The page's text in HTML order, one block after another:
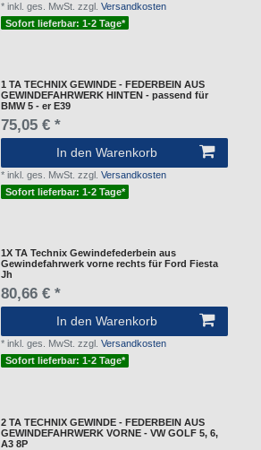
*inkl. ges. MwSt. zzgl.Versandkosten
Sofort lieferbar: 1-2 Tage*
1 TA TECHNIX GEWINDE - FEDERBEIN AUS
GEWINDEFAHRWERK HINTEN - passend für
BMW 5 - er E39
75,05 € *
In den Warenkorb
*inkl. ges. MwSt. zzgl.Versandkosten
Sofort lieferbar: 1-2 Tage*
1X TA Technix Gewindefederbein aus
Gewindefahrwerk vorne rechts für Ford Fiesta
Jh
80,66 € *
In den Warenkorb
*inkl. ges. MwSt. zzgl.Versandkosten
Sofort lieferbar: 1-2 Tage*
2 TA TECHNIX GEWINDE - FEDERBEIN AUS
GEWINDEFAHRWERK VORNE - VW GOLF 5, 6,
A3 8P